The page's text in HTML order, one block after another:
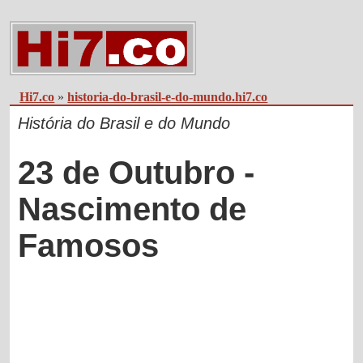
Hi7.co »historia-do-brasil-e-do-mundo.hi7.co
História do Brasil e do Mundo
23 de Outubro -
Nascimento de
Famosos